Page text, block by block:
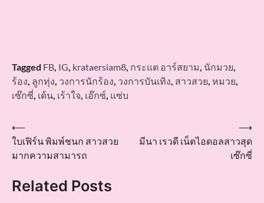
Tagged FB IG krataersiam8 กระแต อาร์สยาม นักมวย
ร้อง ลูกทุ่ง วงการนักร้อง วงการบันเทิง สาวสวย หมวย
เซ๊กซี่ เต้น เร้าใจ เอ๊กซ์ แซ่บ
Post
navigation
⟵
ใบเฟิร์น พิมพ์ชนก สาวสวย
มากความสามารถ
มีนา เรวดี เน็ตไอดอลสาวสุด
เซ๊กซี่
⟶
Related Posts